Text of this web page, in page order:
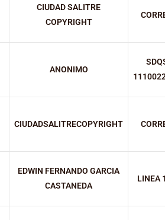
CIUDAD SALITRE
COPYRIGHT
ANONIMO
CIUDADSALITRECOPYRIGHT
EDWIN FERNANDO GARCIA
CASTANEDA
LINEA